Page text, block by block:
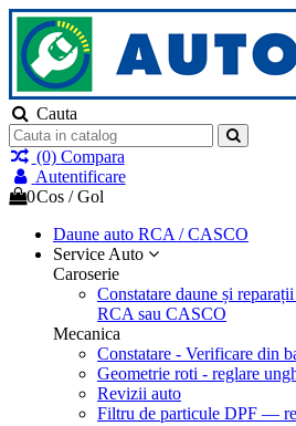
Cauta
(0) Compara
Autentificare
0Cos /Gol
Daune auto RCA / CASCO
Service Auto
Caroserie
Constatare daune și
RCA sau CASCO
Mecanica
Constatare - Verificare din
Geometrie roti - reglare
Revizii auto
Filtru de particule DPF —